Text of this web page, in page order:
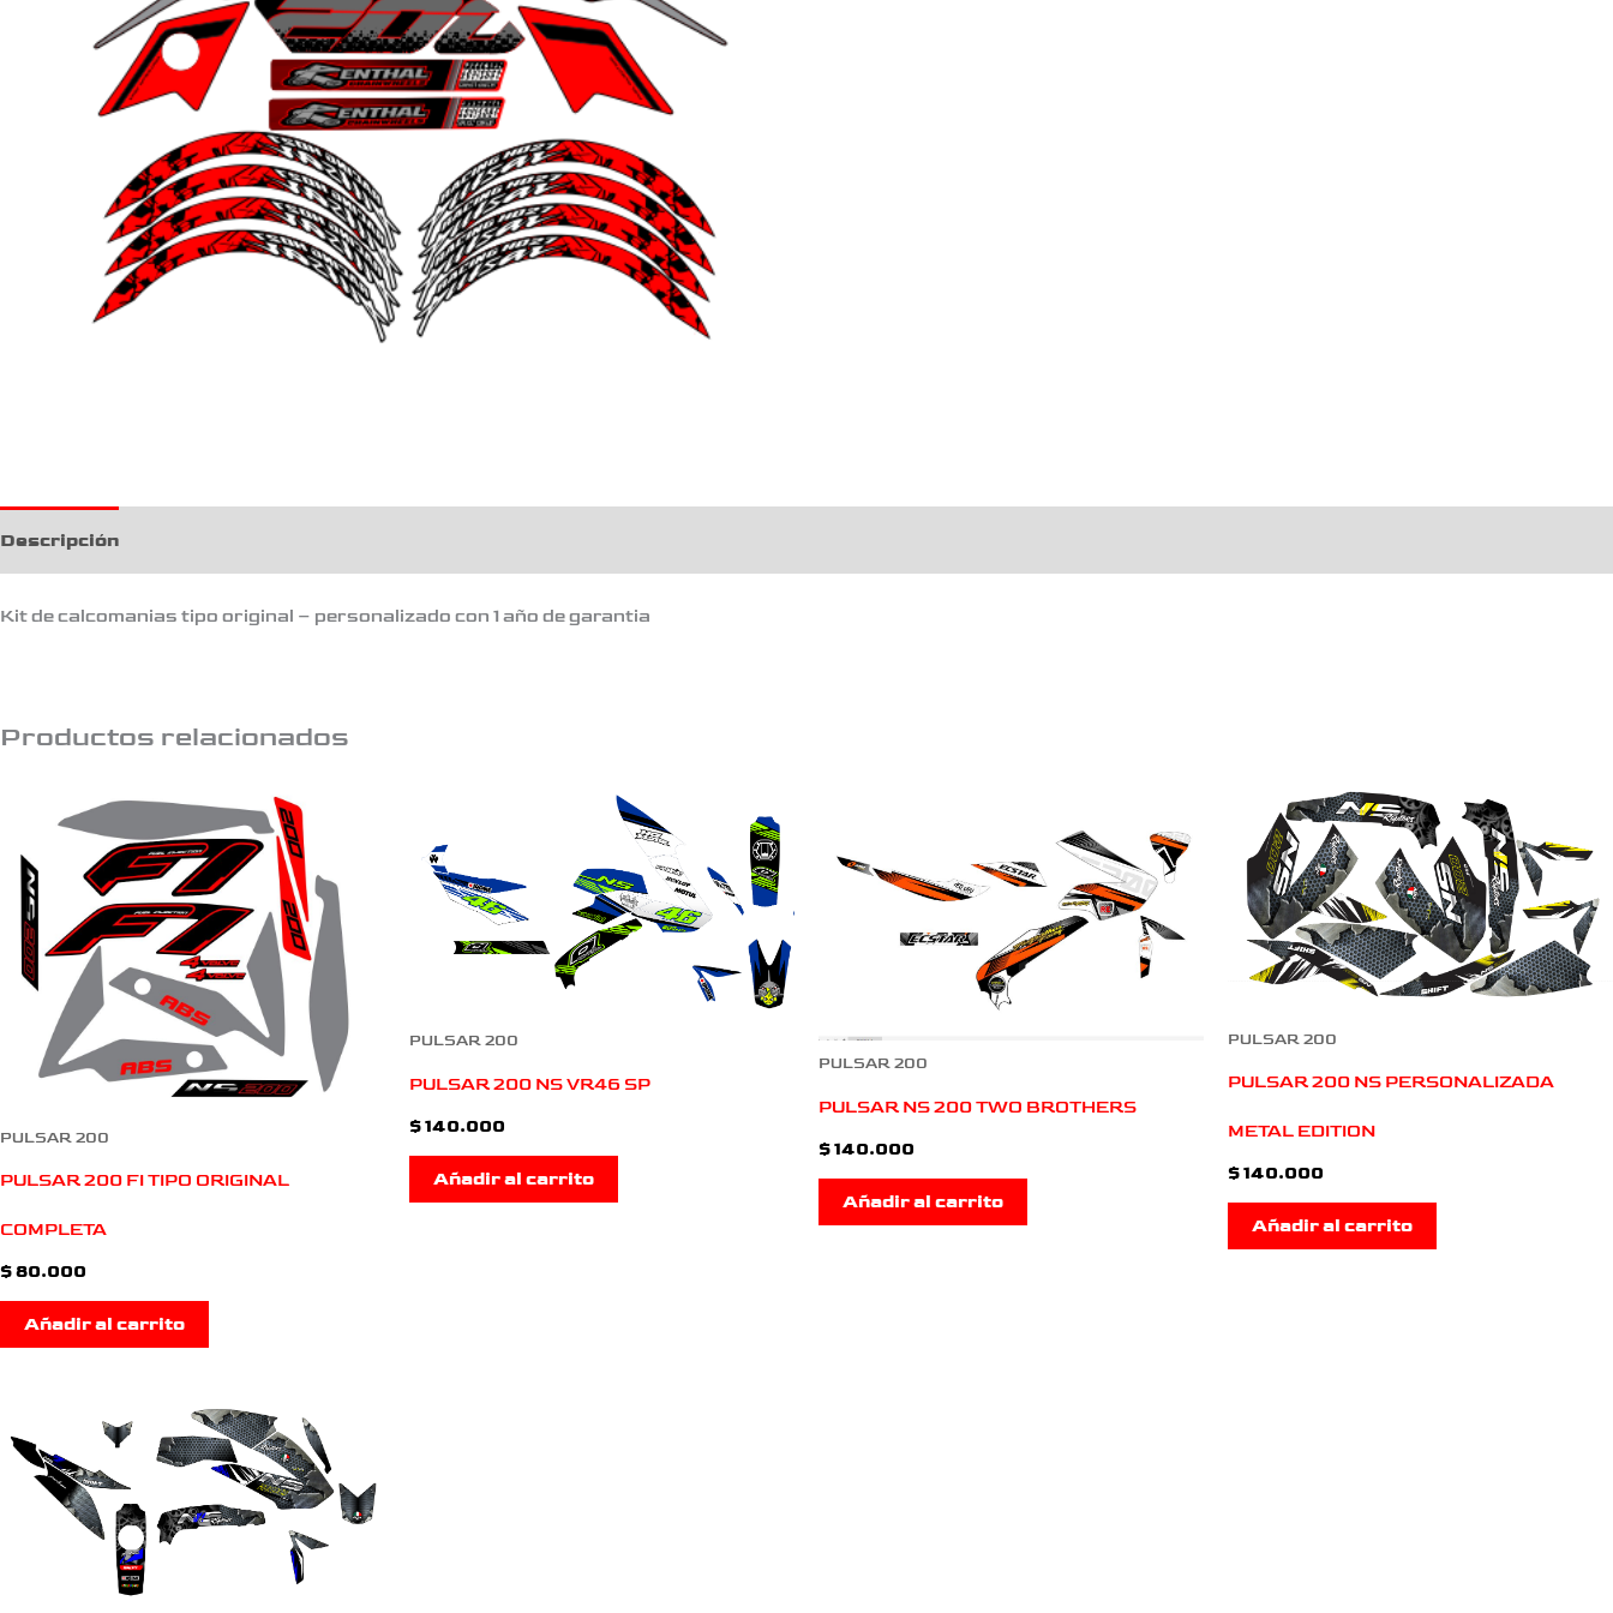
Descripción
Kit de calcomanias tipo original – personalizado con 1 año de garantia
Productos relacionados
PULSAR 200
PULSAR 200 FI TIPO ORIGINAL
COMPLETA
$80.000
Añadir al carrito
PULSAR 200
PULSAR 200 NS VR46 SP
$140.000
Añadir al carrito
PULSAR 200
PULSAR NS 200 TWO BROTHERS
$140.000
Añadir al carrito
PULSAR 200
PULSAR 200 NS PERSONALIZADA
METAL EDITION
$140.000
Añadir al carrito